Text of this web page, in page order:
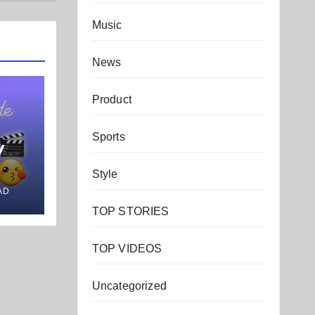
Music
News
Product
Sports
Style
TOP STORIES
TOP VIDEOS
Uncategorized